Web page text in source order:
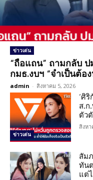
ข่าวเด่น
“ถือแถน” ถามกลับ ป
กมธ.งบฯ “จำเป็นต้อ
admin - สิงหาคม 5, 2026
ข่าวเด่น
‘ศิ
ส.ก
ตัว
สิงห
สัม
ทัน
แต่